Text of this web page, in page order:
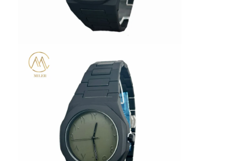
Reloj de luz de cuarzo
Reloj deportivo digital
Reloj de pareja elegante
Reloj de muñeca para niños
Repuestos de relojes
Repuestos para correas de relojes